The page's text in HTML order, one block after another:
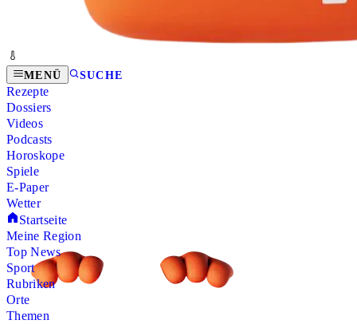
MENÜ SUCHE
Rezepte
Dossiers
Videos
Podcasts
Horoskope
Spiele
E-Paper
Wetter
Startseite
Meine Region
Top News
Sport
Rubriken
Orte
Themen